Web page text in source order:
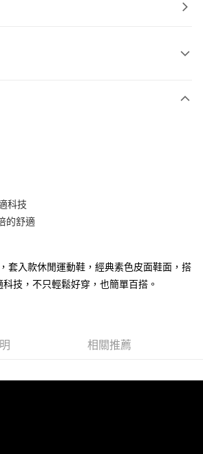
，台灣大哥大用戶可立即使用無須另外申請。
分期」，訂單成立後會自動跳轉到大哥付的交易
選擇欲分期的期數、繳款截止日，確認付款後即完
及費用金額請依後續交易確認頁面所載為準。
前往確認交易或遇審核未通過，訂單將自動取
過狀況，表示未達大哥付你分期系統評分，恕無
，可選擇「超商條碼／台灣大直營門市／銀行轉
」等通路繳費。
含以上)免運費
科技
的舒適
套入款休閒運動鞋，經典素色皮面鞋面，搭
技，不只輕鬆好穿，也簡單百搭。
相關推薦